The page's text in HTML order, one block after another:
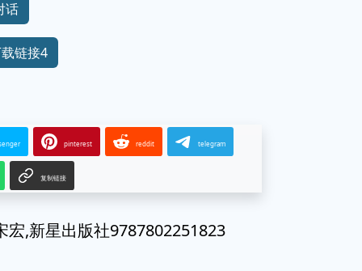
话
链接4
pinterest reddit telegram
复制链接
,新星出版社9787802251823